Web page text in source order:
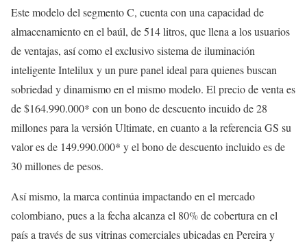
Este modelo del segmento C, cuenta con una capacidad de
almacenamiento en el baúl, de 514 litros, que llena a los usuarios
de ventajas, así como el exclusivo sistema de iluminación
inteligente Intelilux y un pure panel ideal para quienes buscan
sobriedad y dinamismo en el mismo modelo. El precio de venta es
de $164.990.000* con un bono de descuento incuido de 28
millones para la versión Ultimate, en cuanto a la referencia GS su
valor es de 149.990.000* y el bono de descuento incluido es de
30 millones de pesos.
Así mismo, la marca continúa impactando en el mercado
colombiano, pues a la fecha alcanza el 80% de cobertura en el
país a través de sus vitrinas comerciales ubicadas en Pereira y